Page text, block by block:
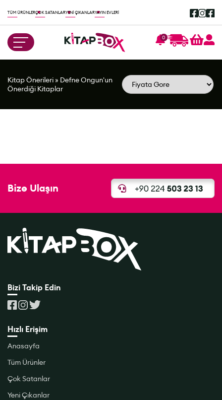
TÜM ÜRÜNLERÇOK SATANLARYENİ ÇIKANLARYAYIN EVLERİ
0
Kitap Önerileri» Defne Ongun'un
Önerdiği Kitaplar
Bize Ulaşın
Bizi Takip Edin
Hızlı Erişim
Anasayfa
Tüm Ürünler
Çok Satanlar
Yeni Çıkanlar